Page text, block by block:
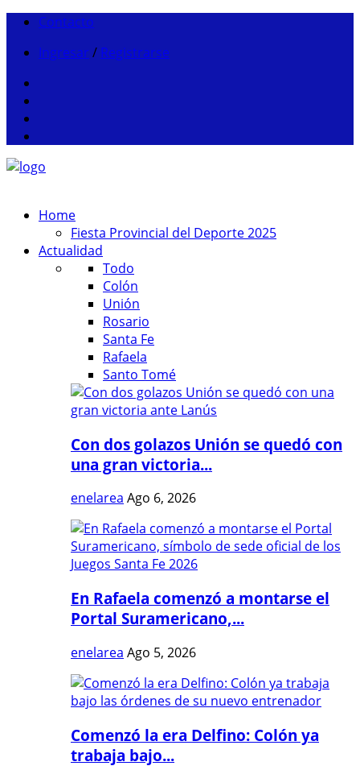
Contacto
Ingresar / Registrarse
Home
Fiesta Provincial del Deporte 2025
Actualidad
Todo
Colón
Unión
Rosario
Santa Fe
Rafaela
Santo Tomé
Con dos golazos Unión se quedó con
una gran victoria...
enelarea Ago 6, 2026
En Rafaela comenzó a montarse el
Portal Suramericano,...
enelarea Ago 5, 2026
Comenzó la era Delfino: Colón ya
trabaja bajo...